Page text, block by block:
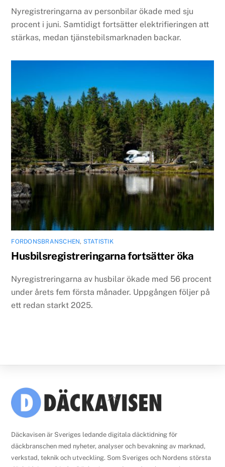
Nyregistreringarna av personbilar ökade med sju
procent i juni. Samtidigt fortsätter elektrifieringen att
stärkas, medan tjänstebilsmarknaden backar.
FORDONSBRANSCHEN, STATISTIK
Husbilsregistreringarna fortsätter öka
Nyregistreringarna av husbilar ökade med 56 procent
under årets fem första månader. Uppgången följer på
ett redan starkt 2025.
Back
To
Däckavisen är Sveriges ledande digitala däcktidning för
däckbranschen med nyheter, analyser och bevakning av marknad,
verkstad, teknik och utveckling. Som Sveriges och Nordens största